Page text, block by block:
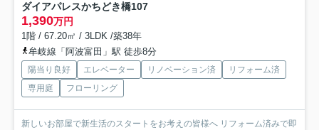
ダイアパレスかちどき橋107
1,390万円
1階 / 67.20㎡ / 3LDK /築38年
牟岐線「阿波富田」駅 徒歩8分
陽当り良好 エレベーター リノベーション済
リフォーム済
専用庭
フローリング
新しいお部屋で新生活のスタートをお考えの皆様へ リフォーム済みで即